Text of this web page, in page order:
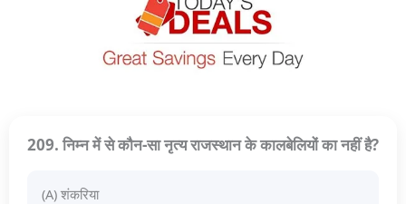
209. निम्न में से कौन-सा नृत्य राजस्थान के कालबेलियों का नहीं है?
(A) शंकरिया